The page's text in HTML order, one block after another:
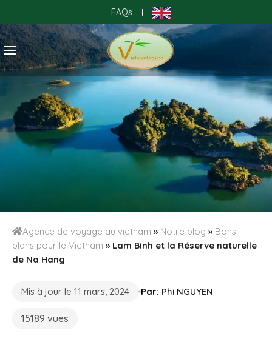
to
content
FAQs |
Agence de voyage au vietnam » Notre blog » Bons
plans pour le Vietnam » Lam Binh et la Réserve naturelle
de Na Hang
Mis à jour le 11 mars, 2024 Par: Phi NGUYEN
15189 vues